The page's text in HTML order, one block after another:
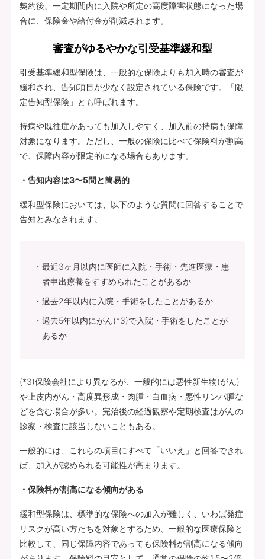
契約後、一定期間内に入院や所定の高度障害状態になった場
合に、保険金や給付金が削減されます。
審査がゆるやかな引受基準緩和型
引受基準緩和型保険は、一般的な保険よりも加入時の審査が
緩和され、告知項目が少なく設定されている保険です。「限
定告知型保険」とも呼ばれます。
持病や既往症があっても加入しやすく、加入前の持病も保障
対象になります。ただし、一般の保険に比べて保険料が割高
で、保障内容が限定的になる場合もあります。
・告知内容は3〜5問と簡易的
緩和型保険においては、以下のような質問に回答することで
告知とみなされます。
最近3ヶ月以内に医師に入院・手術・先進医療・患
者申出療養をすすめられたことがあるか
過去2年以内に入院・手術をしたことがあるか
過去5年以内にがん(*3)で入院・手術をしたことが
あるか
(*3)保険会社により異なるが、一般的には悪性新生物(がん)
や上皮内がん・高度異形成・肉腫・白血病・悪性リンパ腫な
どを含む場合が多い。完治後の経過観察や定期検査はがんの
診察・検査に該当しないこともある。
一般的には、これらの項目にすべて「いいえ」と回答できれ
ば、加入が認められる可能性が高まります。
・保険料が割高になる傾向がある
緩和型保険は、標準的な保険への加入が難しく、いわば発症
リスクが高い方たちを対象とするため、一般的な医療保険と
比較して、同じ保障内容であっても保険料が割高になる傾向